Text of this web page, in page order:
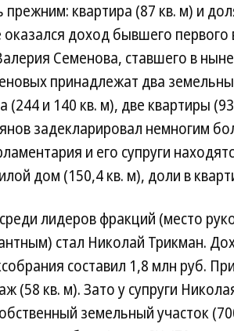
прежним: квартира (87 кв. м) и
доход бывшего первого
Семенова, ставшего в
принадлежат два
и 140 кв. м), две квартиры
задекларировал немногим
и его супруги
дом (150,4 кв. м), доли в
лидеров фракций (место
стал Николай Трикман.
составил 1,8 млн руб.
(58 кв. м). Зато у супруги
земельный участок